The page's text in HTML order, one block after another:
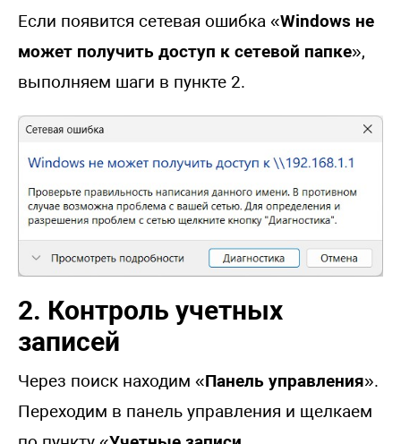
Если появится сетевая ошибка «Windows не
может получить доступ к сетевой папке»,
выполняем шаги в пункте 2.
2. Контроль учетных
записей
Через поиск находим «Панель управления».
Переходим в панель управления и щелкаем